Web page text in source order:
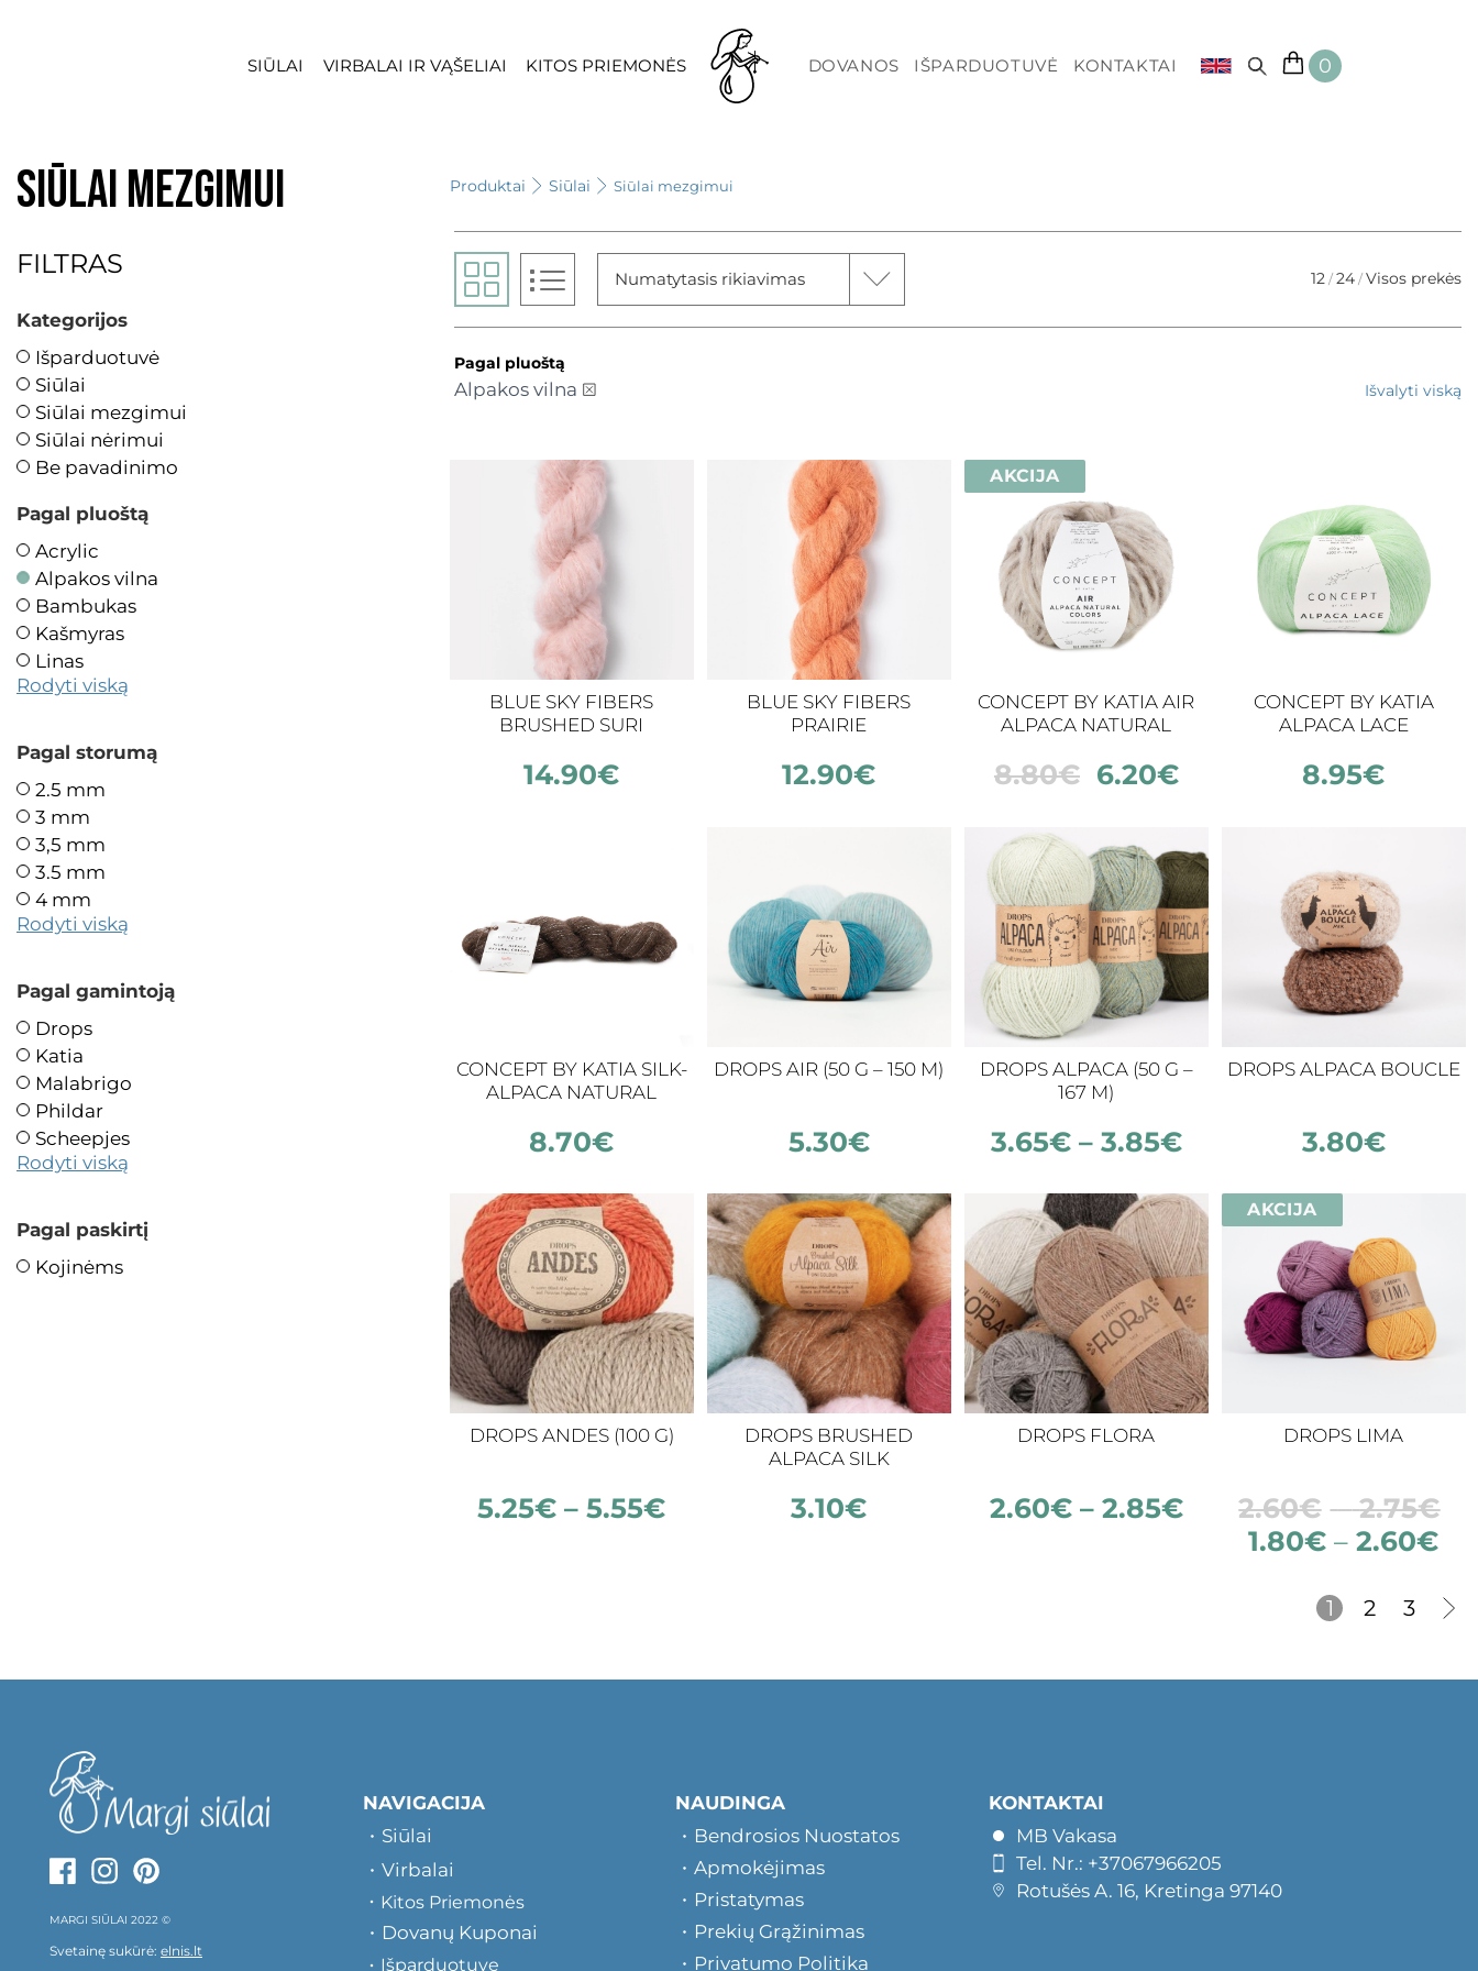
SIŪLAI VIRBALAI IR VĄŠELIAI KITOS PRIEMONĖS DOVANOS IŠPARDUOTUVĖ KONTAKTAI 0
Siūlai mezgimui Produktai Siūlai Siūlai mezgimui
FILTRAS
Kategorijos
Išparduotuvė
Siūlai
Siūlai mezgimui
Siūlai nėrimui
Be pavadinimo
Pagal pluoštą
Acrylic
Alpakos vilna
Bambukas
Kašmyras
Linas
Rodyti viską
Pagal storumą
2.5 mm
3 mm
3,5 mm
3.5 mm
4 mm
Rodyti viską
Pagal gamintoją
Drops
Katia
Malabrigo
Phildar
Scheepjes
Rodyti viską
Pagal paskirtį
Kojinėms
Numatytasis rikiavimas 12 24 Visos prekės
Pagal pluoštą
Alpakos vilna Išvalyti viską
BLUE SKY FIBERS
BRUSHED SURI
14.90€
BLUE SKY FIBERS
PRAIRIE
12.90€
AKCIJA
CONCEPT BY KATIA AIR
ALPACA NATURAL
8.80€ 6.20€
CONCEPT BY KATIA
ALPACA LACE
8.95€
CONCEPT BY KATIA SILK-
ALPACA NATURAL
8.70€
DROPS AIR (50 G – 150 M)
5.30€
DROPS ALPACA (50 G –
167 M)
3.65€ – 3.85€
DROPS ALPACA BOUCLE
3.80€
DROPS ANDES (100 G)
5.25€ – 5.55€
DROPS BRUSHED
ALPACA SILK
3.10€
DROPS FLORA
2.60€ – 2.85€
AKCIJA
DROPS LIMA
2.60€ – 2.75€
1.80€ – 2.60€
1 2 3
MARGI SIŪLAI 2022 ©
Svetainę sukūrė: elnis.lt
NAVIGACIJA
Siūlai
Virbalai
Kitos Priemonės
Dovanų Kuponai
Išparduotuve
NAUDINGA
Bendrosios Nuostatos
Apmokėjimas
Pristatymas
Prekių Grąžinimas
Privatumo Politika
KONTAKTAI
MB Vakasa
Tel. Nr.: +37067966205
Rotušės A. 16, Kretinga 97140